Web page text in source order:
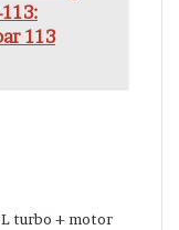
113
L turbo + motor